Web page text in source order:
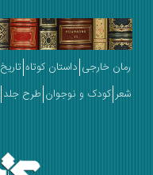
رمان خارجی داستان کوتاه تاریخ
شعر کودک و نوجوان طرح جلد